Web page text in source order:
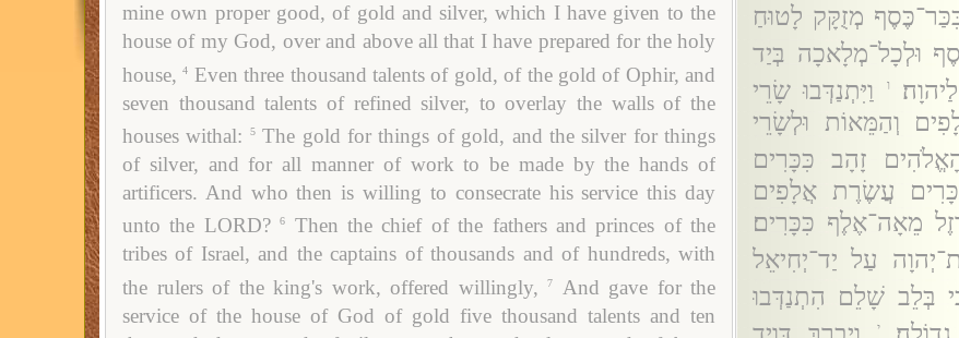
mine own proper good, of gold and silver, which I have given to the
house of my God, over and above all that I have prepared for the holy
house,
4 Even three thousand talents of gold, of the gold of Ophir, and
seven thousand talents of refined silver, to overlay the walls of the
houses withal:
5 The gold for things of gold, and the silver for things
of silver, and for all manner of work to be made by the hands of
artificers. And who then is willing to consecrate his service this day
unto the LORD?
6
Then the chief of the fathers and princes of the
tribes of Israel, and the captains of thousands and of hundreds, with
the rulers of the king's work, offered willingly,
7
And gave for the
service of the house of God of gold five thousand talents and ten
מְזֻקָּק לָטוּחַ
וּלְכָל־מְלָאכָה בְּיַד
ו
וַיִּתְנַדְּבוּ שָׂרֵי
וְהַמֵּאוֹת וּלְשָׂרֵי
זָהָב כִּכָּרִים
עֲשֶׂרֶת אֲלָפִים
מֵאָה־אֶלֶף כִּכָּרִים׃
עַל יַד־יְחִיאֵל
בְּלֵב שָׁלֵם הִתְנַדְּבוּ
י